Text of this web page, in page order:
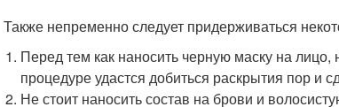
Также непременно следует придерживаться
Перед тем как наносить черную маску на
процедуре удастся добиться раскрытия пор
Не стоит наносить состав на брови и